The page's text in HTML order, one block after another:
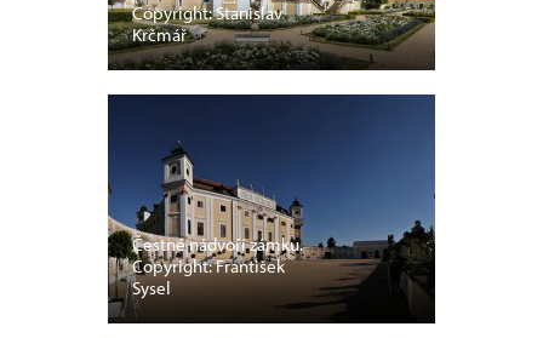
Copyright: Stanislav
Krčmář
Čestné nádvoří zámku.
Copyright: František
Sysel